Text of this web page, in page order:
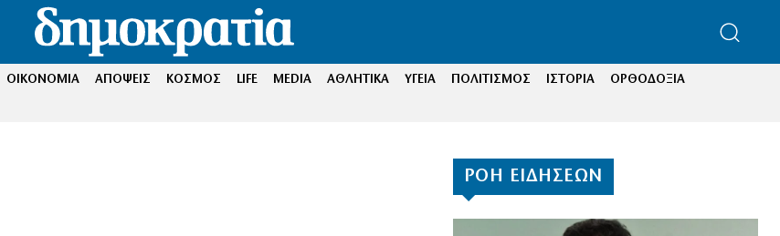
ΟΙΚΟΝΟΜΙΑ ΑΠΟΨΕΙΣ ΚΟΣΜΟΣ LIFE MEDIA ΑΘΛΗΤΙΚΑ ΥΓΕΙΑ ΠΟΛΙΤΙΣΜΟΣ ΙΣΤΟΡΙΑ
ΟΡΘΟΔΟΞΙΑ
ΡΟΗ ΕΙΔΗΣΕΩΝ